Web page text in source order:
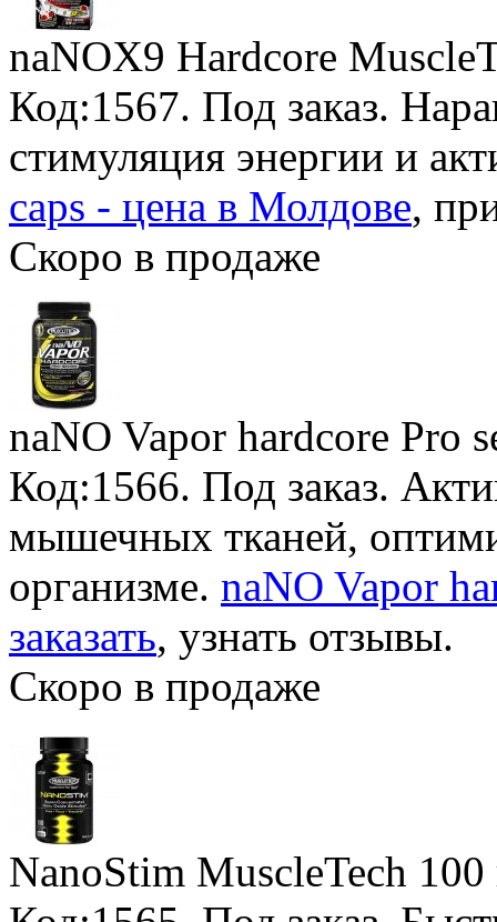
naNOX9 Hardcore
Код:1567. Под заказ.
стимуляция энергии и
caps - цена в Молдове,
Скоро в продаже
naNO Vapor hardcore Pro
Код:1566. Под заказ.
мышечных тканей,
организме. naNO Vapor
заказать, узнать отзывы.
Скоро в продаже
NanoStim MuscleTech 100